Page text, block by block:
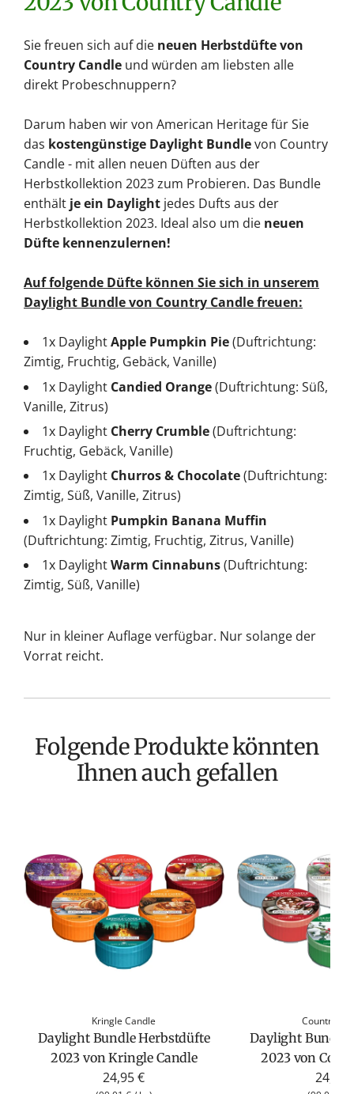
Sie freuen sich auf die neuen Herbstdüfte von
Country Candle und würden am liebsten alle
direkt Probeschnuppern?
Darum haben wir von American Heritage für Sie
das kostengünstige Daylight Bundlevon Country
Candle - mit allen neuen Düften aus der
Herbstkollektion 2023 zum Probieren. Das Bundle
enthält je ein Daylight jedes Dufts aus der
Herbstkollektion 2023. Ideal also um die neuen
Düfte kennenzulernen!
Auf folgende Düfte können Sie sich in unserem
Daylight Bundle von Country Candle freuen:
1x DaylightApple Pumpkin Pie(Duftrichtung:
Zimtig, Fruchtig, Gebäck, Vanille)
1x Daylight Candied Orange(Duftrichtung: Süß,
Vanille, Zitrus)
1x Daylight Cherry Crumble(Duftrichtung:
Fruchtig, Gebäck, Vanille)
1x Daylight Churros & Chocolate(Duftrichtung:
Zimtig, Süß, Vanille, Zitrus)
1x Daylight Pumpkin Banana Muffin
(Duftrichtung: Zimtig, Fruchtig, Zitrus, Vanille)
1x DaylightWarm Cinnabuns(Duftrichtung:
Zimtig, Süß, Vanille)
Nur in kleiner Auflage verfügbar. Nur solange der
Vorrat reicht.
Folgende Produkte könnten
Ihnen auch gefallen
Kringle Candle
Daylight Bundle Herbstdüfte
2023 von Kringle Candle
24,95 €
Country
Daylight Bundle
2023 von
24,95